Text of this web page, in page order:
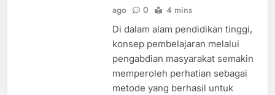
ago
0 4 mins
Di dalam alam pendidikan tinggi,
konsep pembelajaran melalui
pengabdian masyarakat semakin
memperoleh perhatian sebagai
metode yang berhasil untuk